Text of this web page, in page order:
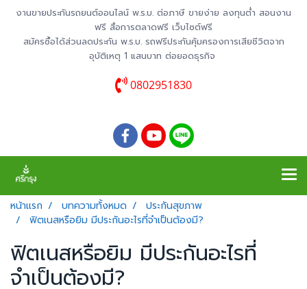
งานขายประกันรถยนต์ออนไลน์ พ.ร.บ. ต่อภาษี ขายง่าย ลงทุนต่ำ สอนงาน
ฟรี สื่อการตลาดฟรี เว็บไซต์ฟรี
สมัครซื้อได้ส่วนลดประกัน พ.ร.บ. รถฟรีประกันคุ้มครองการเสียชีวิตจาก
อุบัติเหตุ 1 แสนบาท ต่อยอดธุรกิจ
0802951830
หน้าแรก บทความทั้งหมด
ประกันสุขภาพ
ฟิตเนสหรือยิม มีประกันอะไรที่จำเป็นต้องมี?
ฟิตเนสหรือยิม มีประกันอะไรที่
จำเป็นต้องมี?